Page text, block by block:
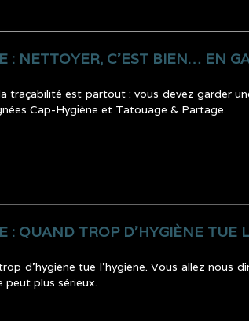
: NETTOYER, C’EST BIEN… EN
traçabilité est partout : vous devez garder
Cap-Hygiène et Tatouage & Partage.
: QUAND TROP D’HYGIÈNE TUE
d’hygiène tue l’hygiène. Vous allez nous
peut plus sérieux.